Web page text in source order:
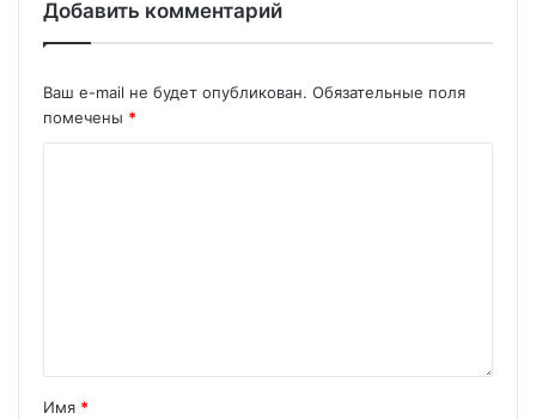
Добавить комментарий
Ваш e-mail не будет опубликован. Обязательные поля
помечены *
Имя *